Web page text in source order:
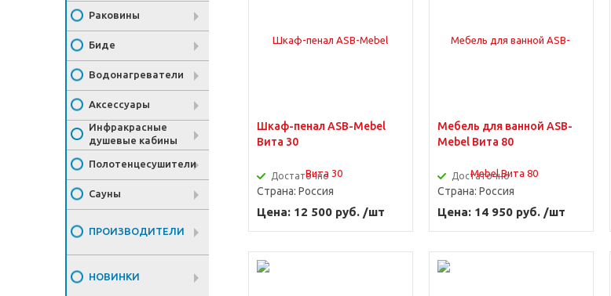
Раковины
Биде
Водонагреватели
Аксессуары
Инфракрасные
душевые кабины
Полотенцесушители
Сауны
ПРОИЗВОДИТЕЛИ
НОВИНКИ
Шкаф-пенал ASB-Mebel
Вита 30
Достаточно
Страна: Россия
Цена: 12 500 руб. /шт
Мебель для ванной ASB-
Mebel Вита 80
Достаточно
Страна: Россия
Цена: 14 950 руб. /шт